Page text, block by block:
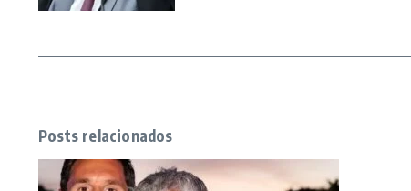
Posts relacionados